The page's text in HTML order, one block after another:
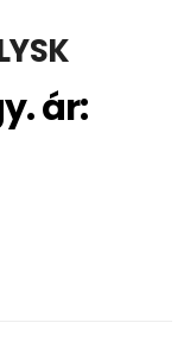
ár: